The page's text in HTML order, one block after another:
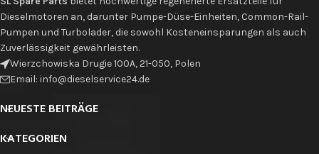
Dieselmotoren an, darunter Pumpe-Düse-Einheiten, Common-Rail-
Pumpen und Turbolader, die sowohl Kosteneinsparungen als auch
Zuverlässigkeit gewährleisten.
Wierzchowiska Drugie 100A, 21-050, Polen
Email: info@dieselservice24.de
NEUESTE BEITRÄGE
KATEGORIEN